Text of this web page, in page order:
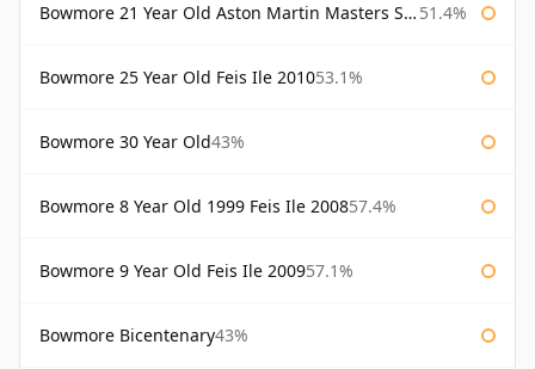
Bowmore 21 Year Old Aston Martin Masters Selection 2024 51.4%
Bowmore 25 Year Old Feis Ile 201053.1%
Bowmore 30 Year Old43%
Bowmore 8 Year Old 1999 Feis Ile 200857.4%
Bowmore 9 Year Old Feis Ile 200957.1%
Bowmore Bicentenary43%